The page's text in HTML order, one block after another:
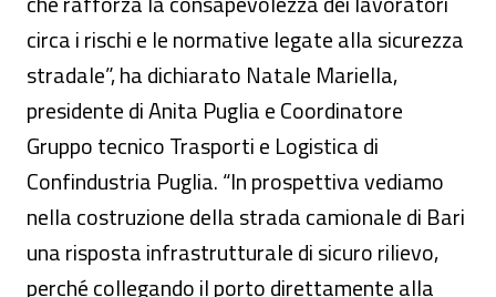
circa i rischi e le normative legate alla sicurezza
stradale”, ha dichiarato Natale Mariella,
presidente di Anita Puglia e Coordinatore
Gruppo tecnico Trasporti e Logistica di
Confindustria Puglia. “In prospettiva vediamo
nella costruzione della strada camionale di Bari
una risposta infrastrutturale di sicuro rilievo,
perché collegando il porto direttamente alla